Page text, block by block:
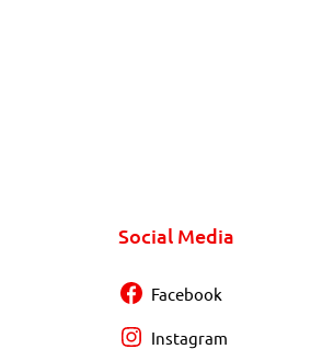
Social Media
Facebook
Instagram